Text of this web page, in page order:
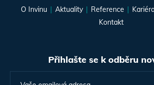
O Invinu Aktuality Reference
Kontakt
Přihlašte se k odběru